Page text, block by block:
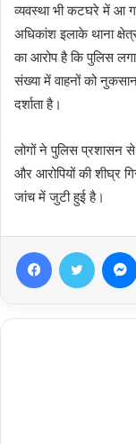
व्यवस्था भी कटघरे में आ
अधिकांश इलाके थाना
का आरोप है कि पुलिस
संख्या में वाहनों को नुकसान
दर्शाता है।
लोगों ने पुलिस प्रशासन से
और आरोपियों की शीघ्र
जांच में जुटी हुई है।
FacebookTwitter